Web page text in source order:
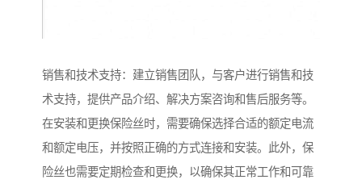
销售和技术支持：建立销售团队，与客户进行销售和技
术支持，提供产品介绍、解决方案咨询和售后服务等。
在安装和更换保险丝时，需要确保选择合适的额定电流
和额定电压，并按照正确的方式连接和安装。此外，保
险丝也需要定期检查和更换，以确保其正常工作和可靠